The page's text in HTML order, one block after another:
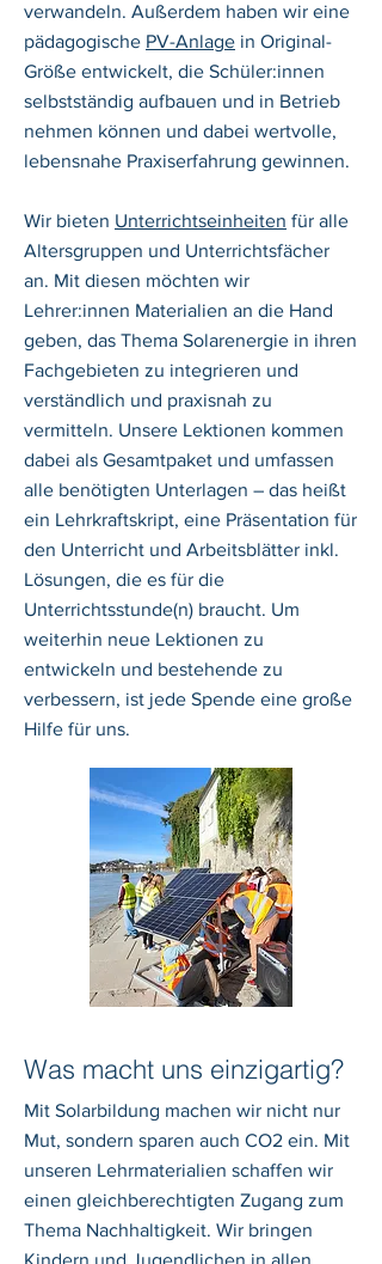
verwandeln. Außerdem haben wir eine
pädagogische PV-Anlage in Original-
Größe entwickelt, die Schüler:innen
selbstständig aufbauen und in Betrieb
nehmen können und dabei wertvolle,
lebensnahe Praxiserfahrung gewinnen.
Wir bieten Unterrichtseinheiten für alle
Altersgruppen und Unterrichtsfächer
an. Mit diesen möchten wir
Lehrer:innen Materialien an die Hand
geben, das Thema Solarenergie in ihren
Fachgebieten zu integrieren und
verständlich und praxisnah zu
vermitteln. Unsere Lektionen kommen
dabei als Gesamtpaket und umfassen
alle benötigten Unterlagen – das heißt
ein Lehrkraftskript, eine Präsentation für
den Unterricht und Arbeitsblätter inkl.
Lösungen, die es für die
Unterrichtsstunde(n) braucht. Um
weiterhin neue Lektionen zu
entwickeln und bestehende zu
verbessern, ist jede Spende eine große
Hilfe für uns.
Was macht uns einzigartig?
Mit Solarbildung machen wir nicht nur
Mut, sondern sparen auch CO2 ein. Mit
unseren Lehrmaterialien schaffen wir
einen gleichberechtigten Zugang zum
Thema Nachhaltigkeit. Wir bringen
Kindern und Jugendlichen in allen